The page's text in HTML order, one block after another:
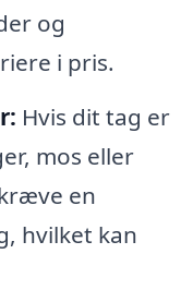
og
i pris.
Hvis dit tag er
mos eller
en
hvilket kan